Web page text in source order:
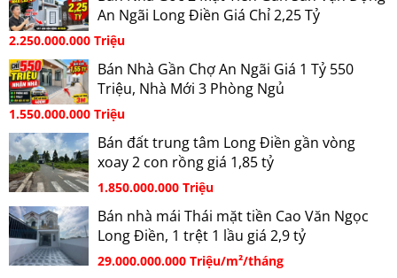
An Ngãi Long Điền Giá Chỉ 2,25 Tỷ
2.250.000.000 Triệu
Bán Nhà Gần Chợ An Ngãi Giá 1 Tỷ 550
Triệu, Nhà Mới 3 Phòng Ngủ
1.550.000.000 Triệu
Bán đất trung tâm Long Điền gần vòng
xoay 2 con rồng giá 1,85 tỷ
1.850.000.000 Triệu
Bán nhà mái Thái mặt tiền Cao Văn Ngọc
Long Điền, 1 trệt 1 lầu giá 2,9 tỷ
29.000.000.000 Triệu/m²/tháng